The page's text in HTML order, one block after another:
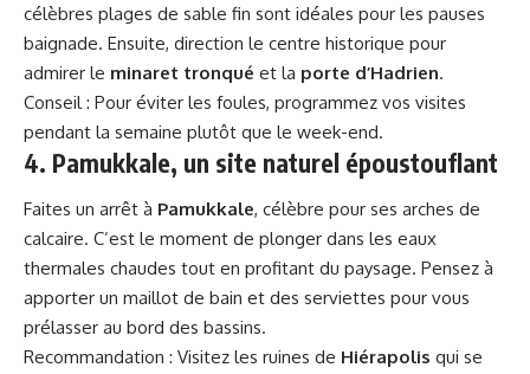
célèbres plages de sable fin sont idéales pour les pauses
baignade. Ensuite, direction le centre historique pour
admirer le minaret tronqué et la porte d’Hadrien.
Conseil : Pour éviter les foules, programmez vos visites
pendant la semaine plutôt que le week-end.
4. Pamukkale, un site naturel époustouflant
Faites un arrêt à Pamukkale, célèbre pour ses arches de
calcaire. C’est le moment de plonger dans les eaux
thermales chaudes tout en profitant du paysage. Pensez à
apporter un maillot de bain et des serviettes pour vous
prélasser au bord des bassins.
Recommandation : Visitez les ruines de Hiérapolis qui se